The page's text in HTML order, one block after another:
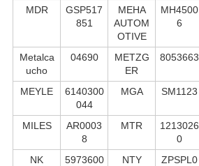
MDR
GSP517
851
MEHA
AUTOM
OTIVE
MH4500
6
Metalca
ucho
04690
METZG
ER
8053663
MEYLE
6140300
044
MGA SM1123
MILES
AR0003
8
MTR
1213026
0
NK
5973600
NTY
ZPSPL0